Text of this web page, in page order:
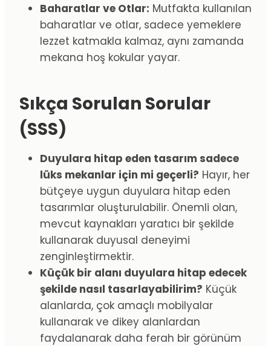
Baharatlar ve Otlar: Mutfakta kullanılan
baharatlar ve otlar, sadece yemeklere
lezzet katmakla kalmaz, aynı zamanda
mekana hoş kokular yayar.
Sıkça Sorulan Sorular
(SSS)
Duyulara hitap eden tasarım sadece
lüks mekanlar için mi geçerli? Hayır, her
bütçeye uygun duyulara hitap eden
tasarımlar oluşturulabilir. Önemli olan,
mevcut kaynakları yaratıcı bir şekilde
kullanarak duyusal deneyimi
zenginleştirmektir.
Küçük bir alanı duyulara hitap edecek
şekilde nasıl tasarlayabilirim? Küçük
alanlarda, çok amaçlı mobilyalar
kullanarak ve dikey alanlardan
faydalanarak daha ferah bir görünüm